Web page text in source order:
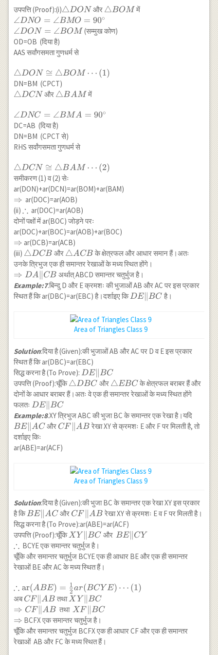
उपपत्ति (Proof):(i)\triangle
DON
△DON और \triangle
BOM
△BOM में
\angle
DNO=\angle
BMO=90^{\circ}
\\ \angle
BOM
∠DNO = ∠BMO = 90∘
∠DON = ∠BOM (सम्मुख कोण)
OD=OB (दिया है)
AAS सर्वांगसमता गुणधर्म से
\triangle
DON
\cong
BOM
\cdots(1)
△DON ≅ △BOM ⋯ (1)
DN=BM (CPCT)
\triangle
△DCN और \triangle
△BAM में
\angle
DNC=\angle
BMA=90^{\circ}
∠DNC = ∠BMA = 90∘
DC=AB (दिया है)
DN=BM (CPCT से)
RHS सर्वांगसमता गुणधर्म से
\triangle
DCN
\cong
\triangle
BAM
\cdots(2)
△DCN ≅ △BAM ⋯ (2)
समीकरण (1) व (2) सेः
ar(DON)+ar(DCN)=ar(BOM)+ar(BAM)
\Rightarrow
⇒ ar(DOC)=ar(AOB)
(ii) \therefore
∴ar(DOC)=ar(AOB)
दोनों पक्षों में ar(BOC) जोड़ने परः
ar(DOC)+ar(BOC)=ar(AOB)+ar(BOC)
\Rightarrow
⇒ ar(DCB)=ar(ACB)
(iii) \triangle
DCB
△DCB और \triangle
ACB
△ACB के क्षेत्रफल और आधार समान हैं।अतः
उनके त्रिभुज एक ही समान्तर रेखाओं के मध्य स्थित होंगे।
\Rightarrow
D A \| CB
⇒ DA CB अर्थात् ABCD समान्तर चतुर्भुज है।
Example:7.बिन्दु D और E क्रमशः की भुजाओं AB और AC पर इस प्रकार
स्थित हैं कि ar(DBC)=ar(EBC) है।दर्शाइए किDE
BC
DE ∥BC है।
Area of Triangles Class 9
Solution:दिया है (Given):की भुजाओं AB और AC पर D व E इस प्रकार
स्थित हैं कि ar(DBC)=ar(EBC)
सिद्ध करना है (To Prove): DE
\|
BC
DE ∥BC
उपपत्ति (Proof):चूँकि\triangle
DBC
△DBC और \triangle
EBC
△EBCके क्षेत्रफल बराबर हैं और
दोनों के आधार बराबर हैं।अतः वे एक ही समान्तर रेखाओं के मध्य स्थित होंगे
फलतः DE
\|
BC
DE ∥BC
Example:8.XY त्रिभुज ABC की भुजा BC के समान्तर एक रेखा है।यदिBE
\|
BE∥ AC और CF
AB
CF AB रेखा XY से क्रमशः E और F पर मिलती है, तो
दर्शाइए किः
ar(ABE)=ar(ACF)
Area of Triangles Class 9
Solution:दिया है (Given):की भुजा BC के समान्तर एक रेखा XY इस प्रकार
है किBE
\|
AC
BE∥ AC और CF
\|
AB
CF AB रेखा XY से क्रमशः E व F पर मिलती है।
सिद्ध करना है (To Prove):ar(ABE)=ar(ACF)
उपपत्ति (Proof):चूँकिXY
\|
BC
X Y ∥BC और BE
CY
BE∥ CY
\therefore
∴BCYE एक समान्तर चतुर्भुज है।
चूँकि और समान्तर चतुर्भुज BCYE एक ही आधार BE और एक ही समान्तर
रेखाओं BE और AC के मध्य स्थित हैं।
\therefore
\operatorname{ar}
(ABE)=\frac{1}
{2} ar(BCYE)
\cdots(1)
∴ ar(ABE) = 2
1 ar(BCY E) ⋯ (1)
अबCF
\|
AB
CF ∥AB तथाXY \| BC
\\
\Rightarrow
CF \| AB
X Y ∥BC
⇒ CF ∥AB तथा XF \| BC
\\
\Rightarrow
XF ∥BC
⇒ BCFX एक समान्तर चतुर्भुज है।
चूँकि और समान्तर चतुर्भुज BCFX एक ही आधार CF और एक ही समान्तर
रेखाओं AB और FC के मध्य स्थित हैं।